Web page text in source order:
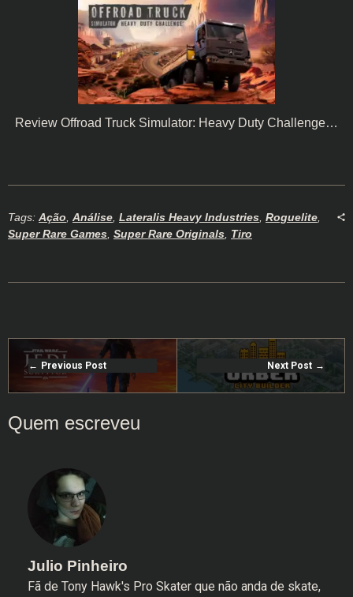
Review Offroad Truck Simulator: Heavy Duty Challenge…
Tags: Ação, Análise, Lateralis Heavy Industries, Roguelite,
Super Rare Games, Super Rare Originals, Tiro
Previous Post Next Post
Julio Pinheiro
Fã de Tony Hawk's Pro Skater que não anda de skate,